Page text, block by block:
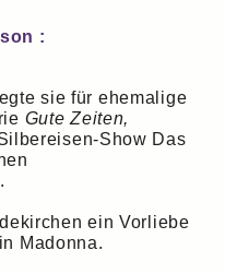
:
sie für ehemalige
Gute Zeiten,
Show Das
ein Vorliebe
Madonna.